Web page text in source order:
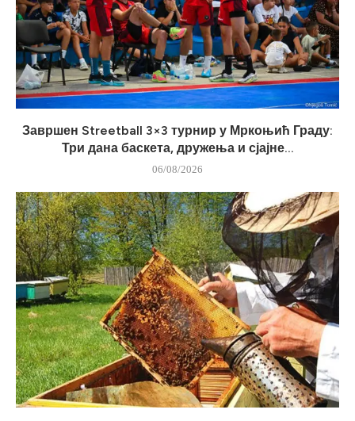
Завршен Streetball 3×3 турнир у Мркоњић Граду:
Три дана баскета, дружења и сјајне...
06/08/2026